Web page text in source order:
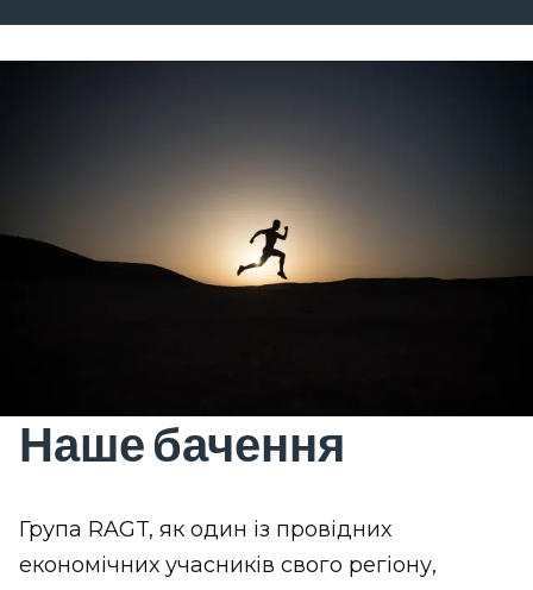
Наше бачення
Група RAGT, як один із провідних
економічних учасників свого регіону,